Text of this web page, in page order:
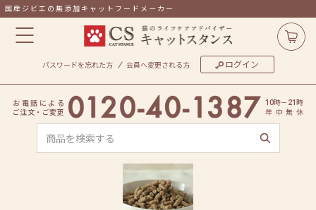
国産ジビエの無添加キャットフードメーカー
パスワードを忘れた方 会員へ変更される方 ログイン
お 電話 に よ る
ご注文 ・ ご変更
10時－21 時
年 中 無 休